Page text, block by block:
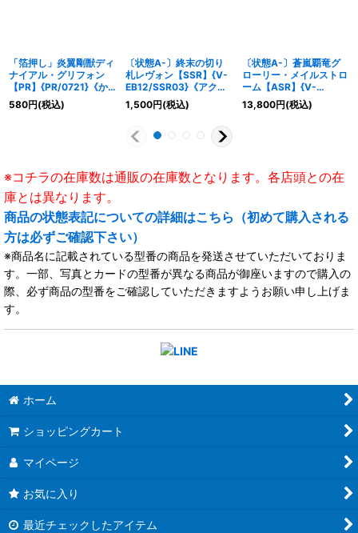
「箔押し」炎翼剛獣ディ
ナイアル・グリフォン
【PR】{PR/0721}《か
げろう》
580円(税込)
〔状態A-〕終末の切り
札レヴォン【SSR】{V-
EB12/SSR03}《アクア
フォース》
1,500円(税込)
〔状態A-〕蒼嵐覇竜グ
ローリー・メイルストロ
ーム【ASR】{V-
BT11/ASR02}《アクア
フォース》
13,800円(税込)
※コチラの在庫数は通販の在庫数となります。各店頭との在
庫とは異なります。
商品の状態表記についての詳細はこちら（初めて購入される
方は必ずご確認下さい）
※商品名に記載されている型番の商品を発送させていただいておりま
す。一部、写真とカードの型番が異なる商品が御座いますので購入の
際、必ず商品の型番をご確認していただきますようお願い申し上げま
す。
ホーム
ショッピングカート
マイページ
お気に入り
最近チェックしたアイテム